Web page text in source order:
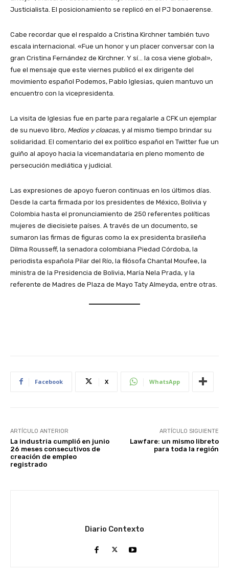
Justicialista. El posicionamiento se replicó en el PJ bonaerense.
Cabe recordar que el respaldo a Cristina Kirchner también tuvo
escala internacional. «Fue un honor y un placer conversar con la
gran Cristina Fernández de Kirchner. Y sí… la cosa viene global»,
fue el mensaje que este viernes publicó el ex dirigente del
movimiento español Podemos, Pablo Iglesias, quien mantuvo un
encuentro con la vicepresidenta.
La visita de Iglesias fue en parte para regalarle a CFK un ejemplar
de su nuevo libro, Medios y cloacas, y al mismo tiempo brindar su
solidaridad. El comentario del ex político español en Twitter fue un
guiño al apoyo hacia la vicemandataria en pleno momento de
persecución mediática y judicial.
Las expresiones de apoyo fueron continuas en los últimos días.
Desde la carta firmada por los presidentes de México, Bolivia y
Colombia hasta el pronunciamiento de 250 referentes políticas
mujeres de diecisiete países. A través de un documento, se
sumaron las firmas de figuras como la ex presidenta brasileña
Dilma Rousseff, la senadora colombiana Piedad Córdoba, la
periodista española Pilar del Río, la filósofa Chantal Moufee, la
ministra de la Presidencia de Bolivia, María Nela Prada, y la
referente de Madres de Plaza de Mayo Taty Almeyda, entre otras.
Facebook X WhatsApp
ARTÍCULO ANTERIOR
La industria cumplió en junio
26 meses consecutivos de
creación de empleo
registrado
ARTÍCULO SIGUIENTE
Lawfare: un mismo libreto
para toda la región
Diario Contexto